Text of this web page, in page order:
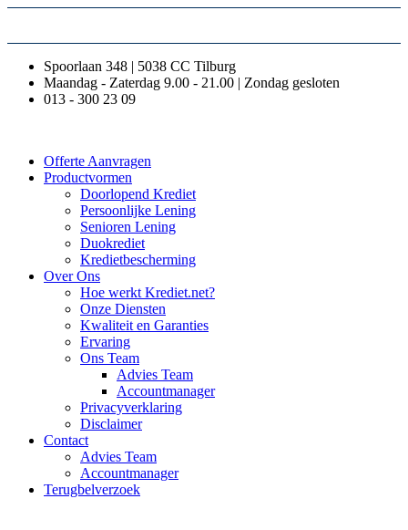
Spoorlaan 348 | 5038 CC Tilburg
Maandag - Zaterdag 9.00 - 21.00 | Zondag gesloten
013 - 300 23 09
Offerte Aanvragen
Productvormen
Doorlopend Krediet
Persoonlijke Lening
Senioren Lening
Duokrediet
Kredietbescherming
Over Ons
Hoe werkt Krediet.net?
Onze Diensten
Kwaliteit en Garanties
Ervaring
Ons Team
Advies Team
Accountmanager
Privacyverklaring
Disclaimer
Contact
Advies Team
Accountmanager
Terugbelverzoek